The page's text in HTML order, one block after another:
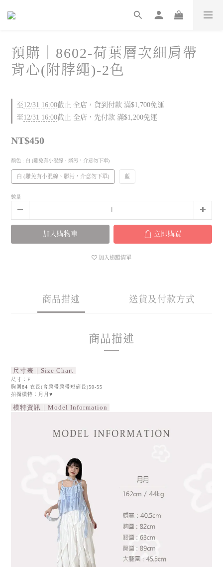
預購｜8602-荷葉層次細肩帶
背心(附脖繩)-2色
至12/31 16:00截止 全店，貨到付款 滿$1,700免運
至12/31 16:00截止 全店，先付款 滿$1,200免運
NT$450
顏色 : 白 (難免有小混線、髒污，介意勿下單)
白 (難免有小混線、髒污，介意勿下單) 藍
數量
加入購物車 立即購買
加入追蹤清單
商品描述 送貨及付款方式
商品描述
尺寸表｜Size Chart
尺寸：F
胸圍84 衣長(含肩帶肩帶短到長)50-55
拍攝模特：月月♥
模特資訊｜Model Information